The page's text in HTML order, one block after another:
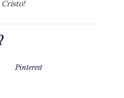
Cristo!
Pinterest